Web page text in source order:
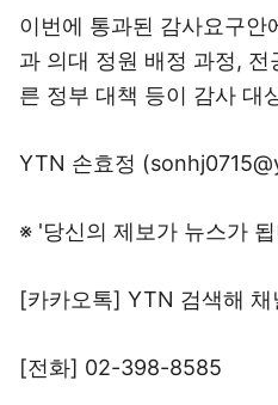
이번에 통과된 감사요구안
과 의대 정원 배정 과정, 전
른 정부 대책 등이 감사 대
YTN 손효정
※ '당신의 제보가 뉴스가
[카카오톡] YTN 검색해 채
[전화] 02-398-8585